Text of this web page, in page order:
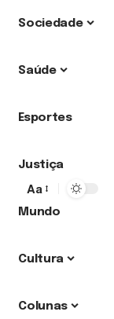
Sociedade
Saúde
Esportes
Justiça
Mundo
Cultura
Colunas
Aa